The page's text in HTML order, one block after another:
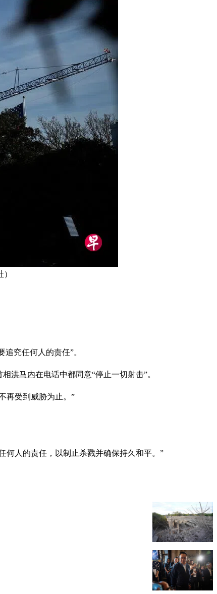
追究任何人的责任”。
相洪马内在电话中都同意“停止一切射击”。
再受到威胁为止。”
何人的责任，以制止杀戮并确保持久和平。”